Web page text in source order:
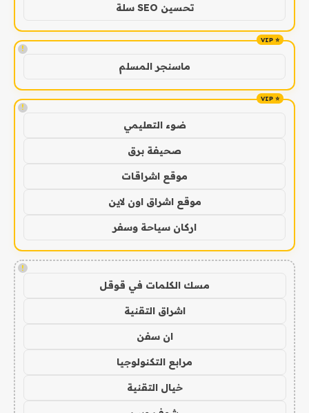
تحسين SEO سلة
!
ماسنجر المسلم
!
ضوء التعليمي
صحيفة برق
موقع اشراقات
موقع اشراق اون لاين
اركان سياحة وسفر
!
مسك الكلمات في قوقل
اشراق التقنية
ان سفن
مرابع التكنولوجيا
خيال التقنية